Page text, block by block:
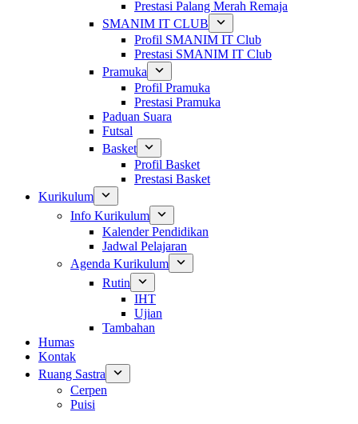
Prestasi Palang Merah Remaja
SMANIM IT CLUB
Profil SMANIM IT Club
Prestasi SMANIM IT Club
Pramuka
Profil Pramuka
Prestasi Pramuka
Paduan Suara
Futsal
Basket
Profil Basket
Prestasi Basket
Kurikulum
Info Kurikulum
Kalender Pendidikan
Jadwal Pelajaran
Agenda Kurikulum
Rutin
IHT
Ujian
Tambahan
Humas
Kontak
Ruang Sastra
Cerpen
Puisi